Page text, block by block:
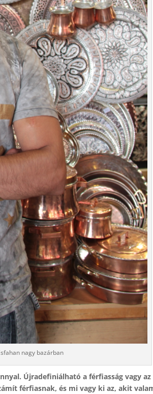
nagy bazárban
Újradefiniálható a férfiasság vagy az
férfiasnak, és mi vagy ki az, akit